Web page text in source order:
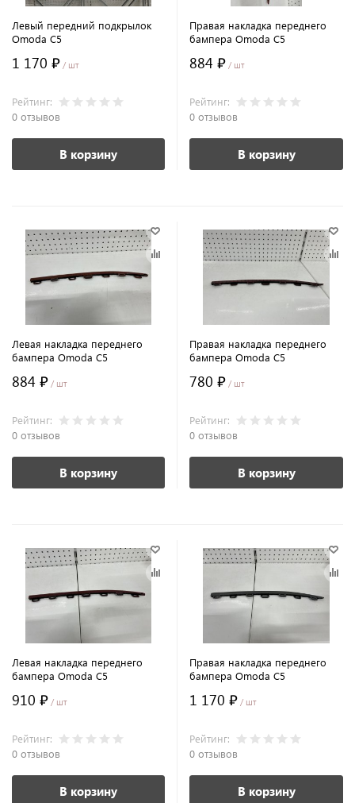
Левый передний подкрылок
Omoda C5
1 170 ₽ / шт
Рейтинг:
0 отзывов
В корзину
Правая накладка переднего
бампера Omoda C5
884 ₽ / шт
Рейтинг:
0 отзывов
В корзину
Левая накладка переднего
бампера Omoda C5
884 ₽ / шт
Рейтинг:
0 отзывов
В корзину
Правая накладка переднего
бампера Omoda C5
780 ₽ / шт
Рейтинг:
0 отзывов
В корзину
Левая накладка переднего
бампера Omoda C5
910 ₽ / шт
Рейтинг:
0 отзывов
В корзину
Правая накладка переднего
бампера Omoda C5
1 170 ₽ / шт
Рейтинг:
0 отзывов
В корзину